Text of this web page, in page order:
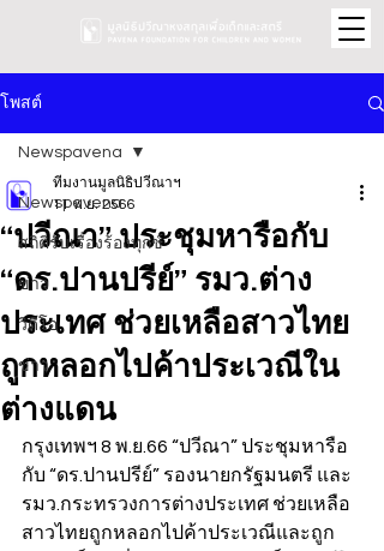
โพสต์
Newspavena
สถิติรับเรื่องร้องทุกข์
ข่าว
วิดีโอ
ข่าว
Newspavena
“ปวีณา” ประชุมหารือกับ
“ดร.ปานปรีย์” รมว.ต่าง
ประเทศ ช่วยเหลือสาวไทย
ถูกหลอกไปค้าประเวณีใน
ต่างแดน
ทีมงานมูลนิธิปวีณาฯ
11 พ.ย. 2566
กรุงเทพฯ 8 พ.ย.66 “ปวีณา” ประชุมหารือ
กับ “ดร.ปานปรีย์” รองนายกรัฐมนตรี และ
รมว.กระทรวงการต่างประเทศ ช่วยเหลือ
สาวไทยถูกหลอกไปค้าประเวณีและถูก